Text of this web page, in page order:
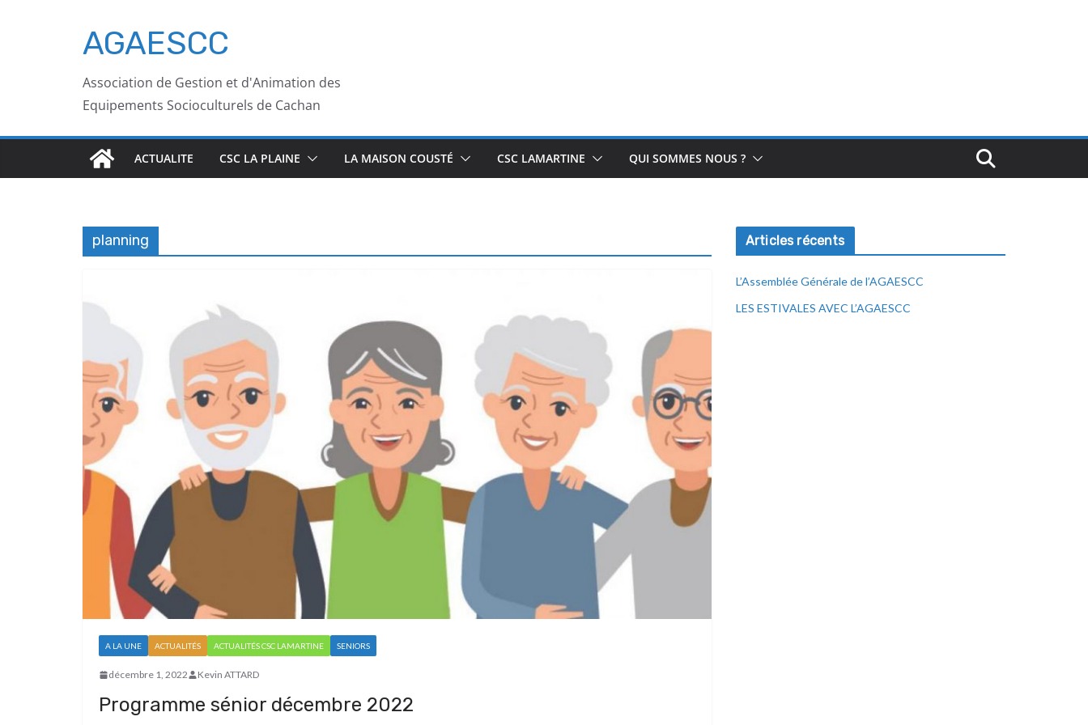
AGAESCC
Association de Gestion et d'Animation des
Equipements Socioculturels de Cachan
ACTUALITE CSC LA PLAINE LA MAISON COUSTÉ CSC LAMARTINE QUI SOMMES NOUS ?
planning
A LA UNE ACTUALITÉS ACTUALITÉS CSC LAMARTINE SENIORS
décembre 1, 2022 Kevin ATTARD
Programme sénior décembre 2022
Articles récents
L’Assemblée Générale de l’AGAESCC
LES ESTIVALES AVEC L’AGAESCC